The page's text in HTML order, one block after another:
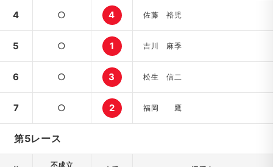
4 ○ 4 佐藤 裕児
5 ○ 1 吉川 麻季
6 ○ 3 松生 信二
7 ○ 2 福岡 鷹
第5レース
不成立